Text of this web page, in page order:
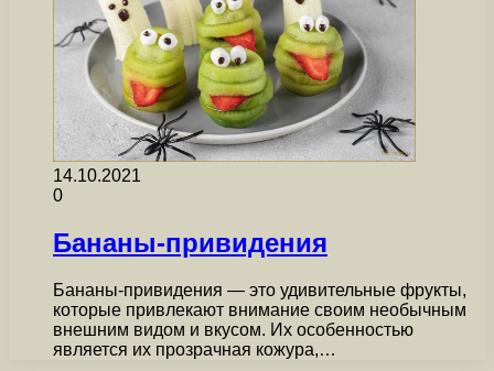
14.10.2021
0
Бананы-привидения
Бананы-привидения — это удивительные фрукты,
которые привлекают внимание своим необычным
внешним видом и вкусом. Их особенностью
является их прозрачная кожура,…